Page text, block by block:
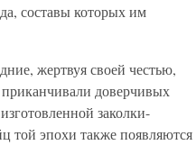
составы которых им
жертвуя своей честью,
доверчивых
заколки-
той эпохи также появляются